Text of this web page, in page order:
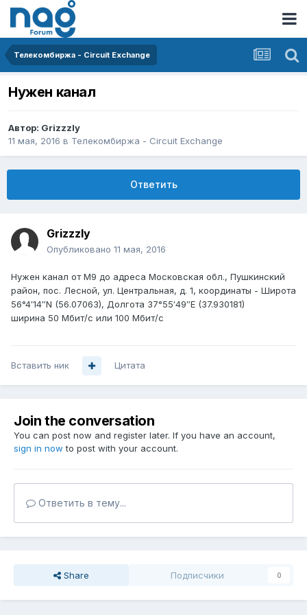
Телекомбиржа - Circuit Exchange
Нужен канал
Автор: Grizzzly
11 мая, 2016 в Телекомбиржа - Circuit Exchange
Ответить
Grizzzly
Опубликовано 11 мая, 2016
Нужен канал от M9 до адреса Московская обл., Пушкинский
район, пос. Лесной, ул. Центральная, д. 1, координаты - Широта
56°4′14″N (56.07063), Долгота 37°55′49″E (37.930181)
ширина 50 Мбит/с или 100 Мбит/с
Вставить ник Цитата
Join the conversation
You can post now and register later. If you have an account,
sign in now to post with your account.
Ответить в тему...
Share Подписчики 0